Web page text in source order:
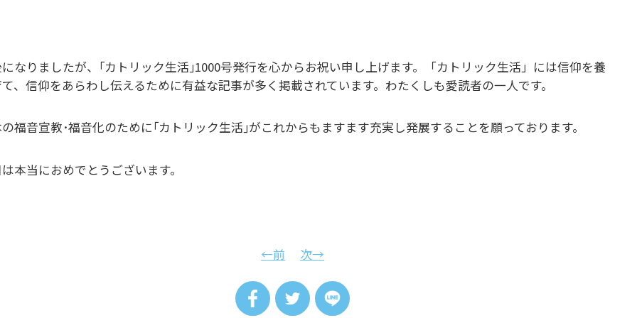
なりましたが、｢カトリック生活｣1000号発行を心からお祝い申し上げます。「カトリック生活」には信仰を養
、信仰をあらわし伝えるために有益な記事が多く掲載されています。わたくしも愛読者の一人です。
の福音宣教･福音化のために｢カトリック生活｣がこれからもますます充実し発展することを願っております。
本当におめでとうございます。
←前 次→